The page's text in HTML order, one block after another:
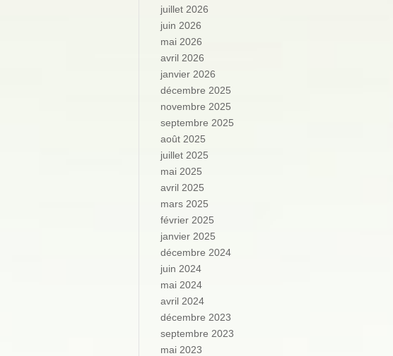
juillet 2026
juin 2026
mai 2026
avril 2026
janvier 2026
décembre 2025
novembre 2025
septembre 2025
août 2025
juillet 2025
mai 2025
avril 2025
mars 2025
février 2025
janvier 2025
décembre 2024
juin 2024
mai 2024
avril 2024
décembre 2023
septembre 2023
mai 2023